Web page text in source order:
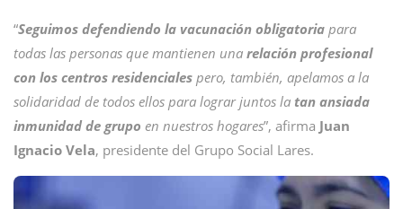
“Seguimos defendiendo la vacunación obligatoria para
todas las personas que mantienen una relación profesional
con los centros residenciales pero, también, apelamos a la
solidaridad de todos ellos para lograr juntos la tan ansiada
inmunidad de grupo en nuestros hogares”, afirma Juan
Ignacio Vela, presidente del Grupo Social Lares.